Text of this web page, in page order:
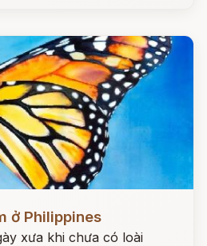
ở Philippines
xưa khi chưa có loài